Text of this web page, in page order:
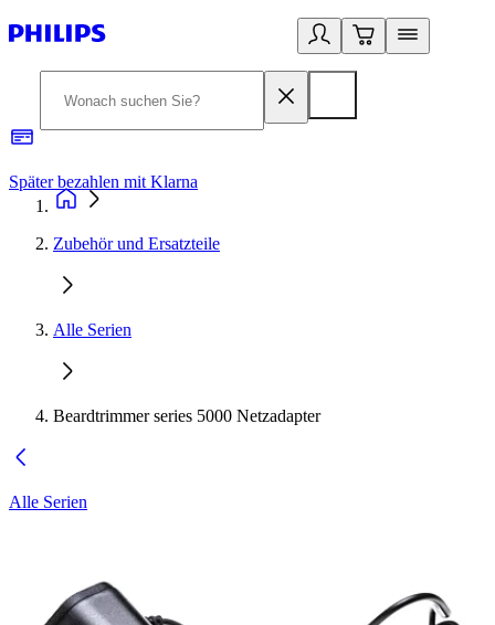
Später bezahlen mit Klarna
Zubehör und Ersatzteile
Alle Serien
Beardtrimmer series 5000 Netzadapter
Alle Serien